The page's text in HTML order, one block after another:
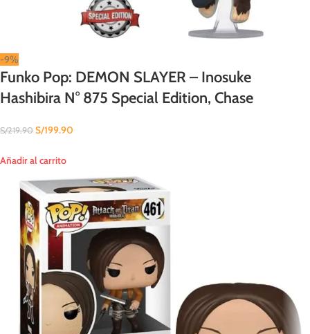
-9%
Funko Pop: DEMON SLAYER – Inosuke
Hashibira N° 875 Special Edition, Chase
S/219.90 S/199.90
Añadir al carrito